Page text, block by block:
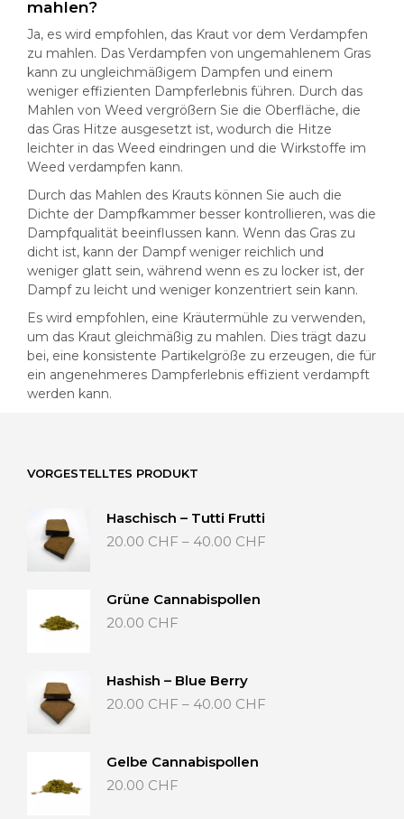
mahlen?
Ja, es wird empfohlen, das Kraut vor dem Verdampfen
zu mahlen. Das Verdampfen von ungemahlenem Gras
kann zu ungleichmäßigem Dampfen und einem
weniger effizienten Dampferlebnis führen. Durch das
Mahlen von Weed vergrößern Sie die Oberfläche, die
das Gras Hitze ausgesetzt ist, wodurch die Hitze
leichter in das Weed eindringen und die Wirkstoffe im
Weed verdampfen kann.
Durch das Mahlen des Krauts können Sie auch die
Dichte der Dampfkammer besser kontrollieren, was die
Dampfqualität beeinflussen kann. Wenn das Gras zu
dicht ist, kann der Dampf weniger reichlich und
weniger glatt sein, während wenn es zu locker ist, der
Dampf zu leicht und weniger konzentriert sein kann.
Es wird empfohlen, eine Kräutermühle zu verwenden,
um das Kraut gleichmäßig zu mahlen. Dies trägt dazu
bei, eine konsistente Partikelgröße zu erzeugen, die für
ein angenehmeres Dampferlebnis effizient verdampft
werden kann.
VORGESTELLTES PRODUKT
Haschisch – Tutti Frutti
20.00 CHF – 40.00 CHF
Grüne Cannabispollen
20.00 CHF
Hashish – Blue Berry
20.00 CHF – 40.00 CHF
Gelbe Cannabispollen
20.00 CHF